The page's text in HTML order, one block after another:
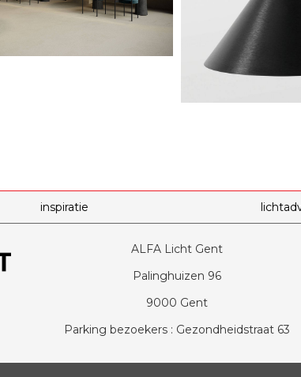
inspiratie
ALFA Licht Gent
Palinghuizen 96
9000 Gent
Parking bezoekers : Gezondheidstraat 63